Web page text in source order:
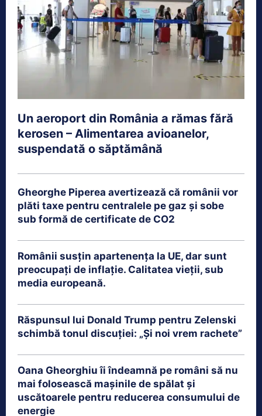
Un aeroport din România a rămas fără
kerosen – Alimentarea avioanelor,
suspendată o săptămână
Gheorghe Piperea avertizează că românii vor
plăti taxe pentru centralele pe gaz și sobe
sub formă de certificate de CO2
Românii susțin apartenența la UE, dar sunt
preocupați de inflație. Calitatea vieții, sub
media europeană.
Răspunsul lui Donald Trump pentru Zelenski
schimbă tonul discuției: „Și noi vrem rachete”
Oana Gheorghiu îi îndeamnă pe români să nu
mai folosească mașinile de spălat și
uscătoarele pentru reducerea consumului de
energie